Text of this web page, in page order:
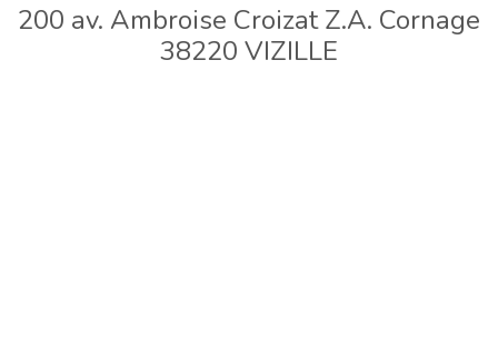
200 av. Ambroise Croizat Z.A. Cornage
38220 VIZILLE